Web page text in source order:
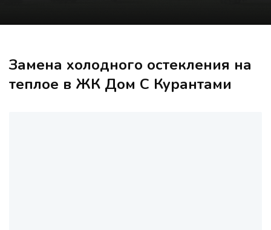
Замена холодного остекления на
теплое в ЖК Дом С Курантами